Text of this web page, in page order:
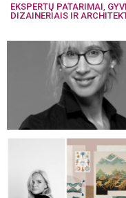
EKSPERTŲ PATARIMAI,
DIZAINERIAIS IR